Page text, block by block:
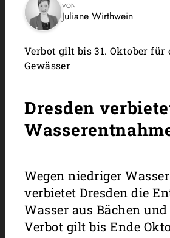
VON
Juliane Wirthwein
Verbot gilt bis 31. Oktober für
Gewässer
Dresden
Wegen niedriger
verbietet Dresden die
Wasser aus Bächen und
Verbot gilt bis Ende